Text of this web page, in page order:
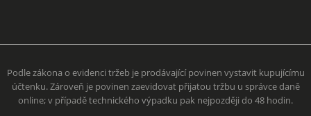
Podle zákona o evidenci tržeb je prodávající povinen vystavit kupujícímu
účtenku. Zároveň je povinen zaevidovat přijatou tržbu u správce daně
online; v případě technického výpadku pak nejpozději do 48 hodin.